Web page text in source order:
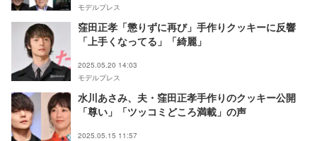
モデルプレス
窪田正孝「懲りずに再び」手作りクッキーに反響
「上手くなってる」「綺麗」
2025.05.20 14:03
モデルプレス
水川あさみ、夫・窪田正孝手作りのクッキー公開
「尊い」「ツッコミどころ満載」の声
2025.05.15 11:57